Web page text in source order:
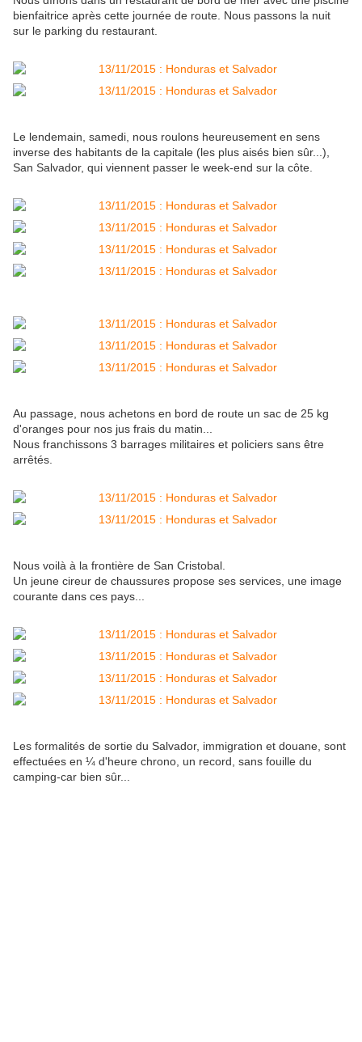
bienfaitrice après cette journée de route. Nous passons la nuit
sur le parking du restaurant.
Le lendemain, samedi, nous roulons heureusement en sens
inverse des habitants de la capitale (les plus aisés bien sûr...),
San Salvador, qui viennent passer le week-end sur la côte.
Au passage, nous achetons en bord de route un sac de 25 kg
d'oranges pour nos jus frais du matin...
Nous franchissons 3 barrages militaires et policiers sans être
arrêtés.
Nous voilà à la frontière de San Cristobal.
Un jeune cireur de chaussures propose ses services, une image
courante dans ces pays...
Les formalités de sortie du Salvador, immigration et douane, sont
effectuées en ¼ d'heure chrono, un record, sans fouille du
camping-car bien sûr...